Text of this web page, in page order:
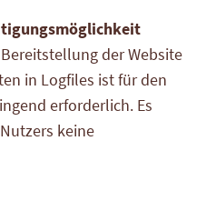
der Website
in Logfiles ist für den
erforderlich. Es
keine